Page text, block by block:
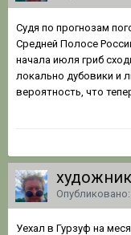
Судя по прогнозам
Средней Полосе
начала июля гриб
локально дубовики и
вероятность, что
Опубликовано:
Уехал в Гурзуф на